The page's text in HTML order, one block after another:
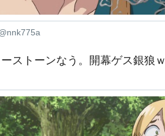
ーストーンなう。開幕ゲス銀狼ｗ